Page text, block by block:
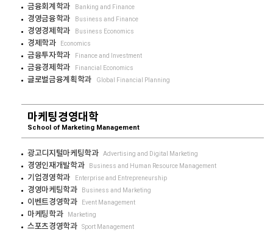
금융회계학과 Banking and Finance
경영금융학과 Business and Finance
경영경제학과 Business Economics
경제학과 Economics
금융투자학과 Finance and Investment
금융경제학과 Financial Economics
글로벌금융계획학과 Global Financial Planning
마케팅경영대학
School of Marketing Management
광고디지털마케팅학과 Advertising and Digital Marketing
경영인재개발학과 Business and Human Resource Management
기업경영학과 Enterprise and Entrepreneurship
경영마케팅학과 Business and Marketing
이벤트경영학과 Event Management
마케팅학과 Marketing
스포츠경영학과 Sport Management